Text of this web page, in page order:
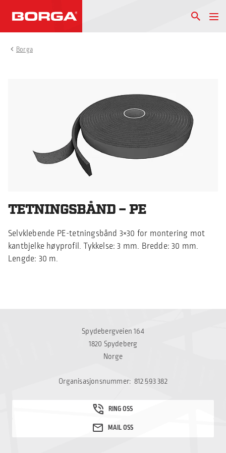
Borga
TETNINGSBÅND – PE
Selvklebende PE-tetningsbånd 3×30 for montering mot
kantbjelke høyprofil. Tykkelse: 3 mm. Bredde: 30 mm.
Lengde: 30 m.
Spydebergveien 164
1820 Spydeberg
Norge
Organisasjonsnummer: 812 593 382